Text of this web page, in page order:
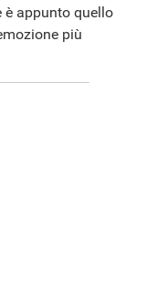
è appunto quello
più